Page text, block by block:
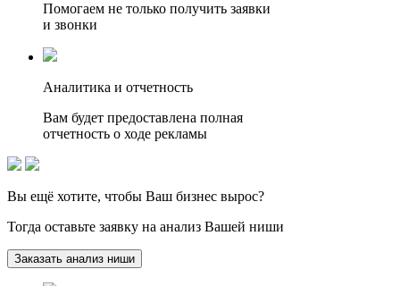
Помогаем не только получить заявки
и звонки
Аналитика и отчетность
Вам будет предоставлена полная
отчетность о ходе рекламы
Вы ещё хотите, чтобы Ваш бизнес вырос?
Тогда оставьте заявку на анализ Вашей ниши
Заказать анализ ниши